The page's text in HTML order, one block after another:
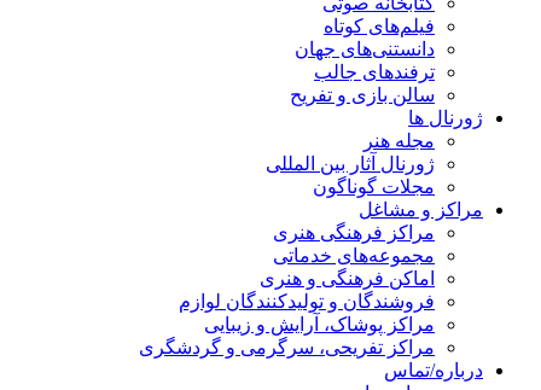
فیلم‌های کوتاه
دانستنی‌های جهان
ترفندهای جالب
سالن بازی و تفریح
ژورنال ها
مجله هنر
ژورنال آثار بین المللی
مجلات گوناگون
مراکز و مشاغل
مراکز فرهنگی هنری
مجموعه‌های خدماتی
اماکن فرهنگی و هنری
فروشندگان و تولیدکنندگان لوازم
مراکز پوشاک، آرایش و زیبایی
مراکز تفریحی، سرگرمی و گردشگری
درباره/تماس